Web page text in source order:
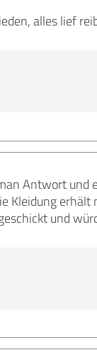
alles lief
Antwort und
Kleidung
und